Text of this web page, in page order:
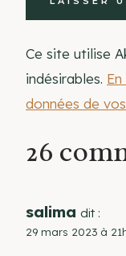
Ce site utilise
indésirables.
données de
26
salima dit :
29 mars 2023 à